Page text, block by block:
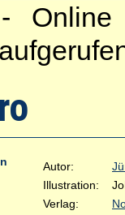
Online
Autor:
Illustration:
Verlag: